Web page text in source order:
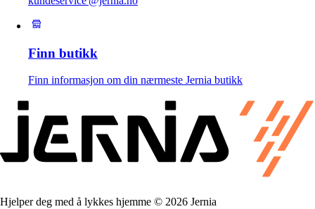
Finn butikk
Finn informasjon om din nærmeste Jernia butikk
Hjelper deg med å lykkes hjemme © 2026 Jernia